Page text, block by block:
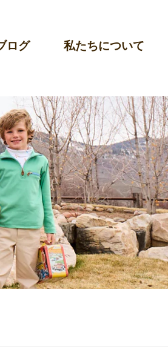
ログ 私たちについて